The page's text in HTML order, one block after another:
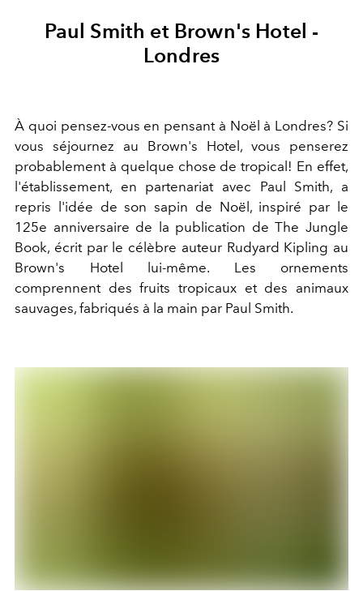
Paul Smith et Brown's Hotel -
Londres
À quoi pensez-vous en pensant à Noël à Londres? Si
vous séjournez au Brown's Hotel, vous penserez
probablement à quelque chose de tropical! En effet,
l'établissement, en partenariat avec Paul Smith, a
repris l'idée de son sapin de Noël, inspiré par le
125e anniversaire de la publication de The Jungle
Book, écrit par le célèbre auteur Rudyard Kipling au
Brown's Hotel lui-même. Les ornements
comprennent des fruits tropicaux et des animaux
sauvages, fabriqués à la main par Paul Smith.